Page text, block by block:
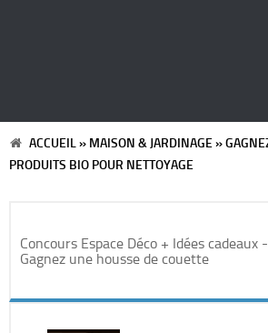
Beauté & Santé
Concerts & Spectacles
Restaurants
ACCUEIL» MAISON & JARDINAGE»
PRODUITS BIO POUR NETTOYAGE
Concours Espace Déco + Idées cadeaux -
Gagnez une housse de couette